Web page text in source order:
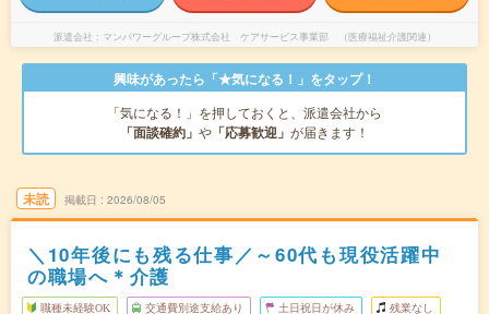
派遣会社 マンパワーグループ株式会社 ケアサービス事業部 （医療福祉介護関連）
興味があったら「★気になる！」をタップ！
「気になる！」を押しておくと、派遣会社から
「面談確約」 や 「応募歓迎」 が届きます！
未読 掲載日 2026/08/05
＼10年後にも残る仕事／～60代も現役活躍中
の職場へ＊介護
職種未経験OK 交通費別途支給あり 土日祝日が休み 残業なし